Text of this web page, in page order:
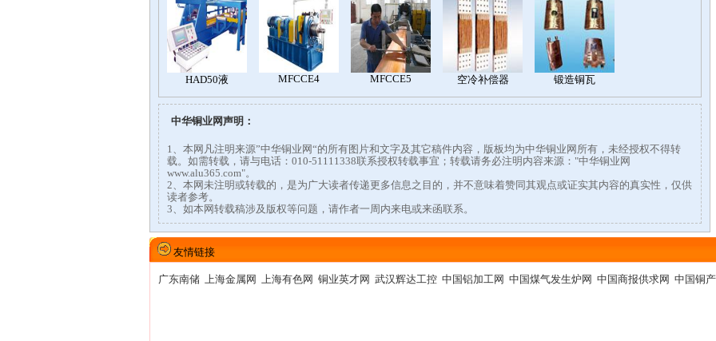
中华铜业网声明：
1、本网凡注明来源”中华铜业网“的所有图片和文字及其它稿件内容，版板均为中华铜业网所有，未经授权不得转
载。如需转载，请与电话：010-51111338联系授权转载事宜；转载请务必注明内容来源："中华铜业网
www.alu365.com"。
2、本网未注明或转载的，是为广大读者传递更多信息之目的，并不意味着赞同其观点或证实其内容的真实性，仅供
读者参考。
3、如本网转载稿涉及版权等问题，请作者一周内来电或来函联系。